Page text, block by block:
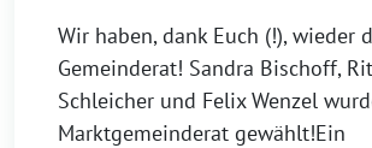
9.
März
2026
Wir haben, dank Euch (!), wieder
Gemeinderat! Sandra Bischoff,
Schleicher und Felix Wenzel
Marktgemeinderat gewählt!Ein